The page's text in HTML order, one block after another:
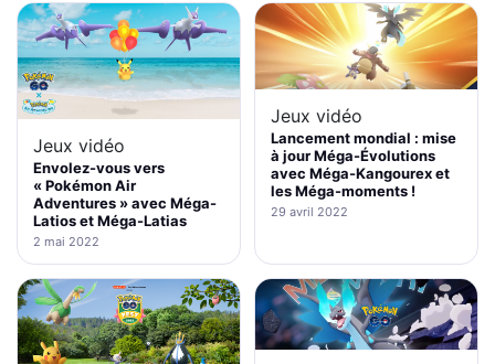
Jeux vidéo
Envolez-vous vers
« Pokémon Air
Adventures » avec Méga-
Latios et Méga-Latias
2 mai 2022
Jeux vidéo
Lancement mondial : mise
à jour Méga-Évolutions
avec Méga-Kangourex et
les Méga-moments !
29 avril 2022